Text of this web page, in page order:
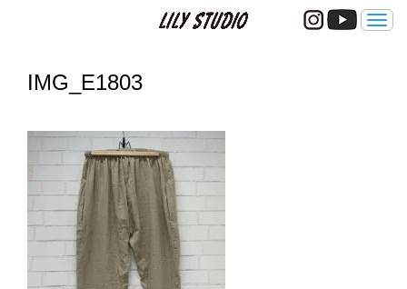
メ
ニ
IMG_E1803